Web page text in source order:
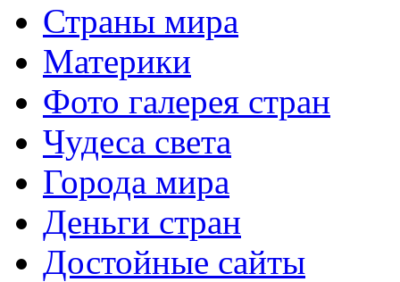
Страны мира
Материки
Фото галерея стран
Чудеса света
Города мира
Деньги стран
Достойные сайты